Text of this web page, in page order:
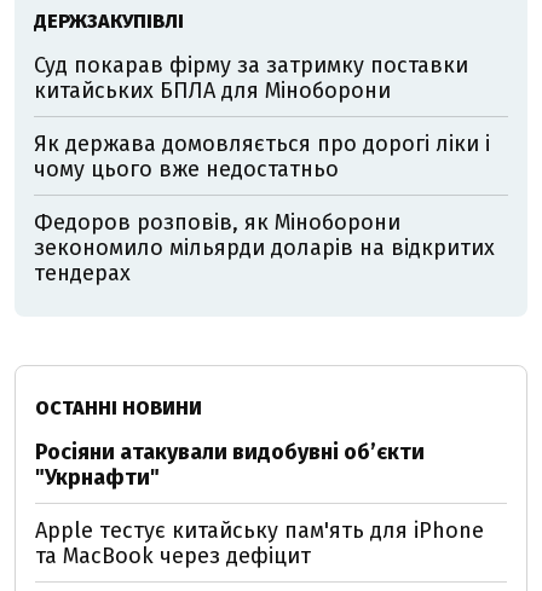
ДЕРЖЗАКУПІВЛІ
Суд покарав фірму за затримку поставки
китайських БПЛА для Міноборони
Як держава домовляється про дорогі ліки і
чому цього вже недостатньо
Федоров розповів, як Міноборони
зекономило мільярди доларів на відкритих
тендерах
ОСТАННІ НОВИНИ
Росіяни атакували видобувні обʼєкти
"Укрнафти"
Apple тестує китайську пам'ять для iPhone
та MacBook через дефіцит